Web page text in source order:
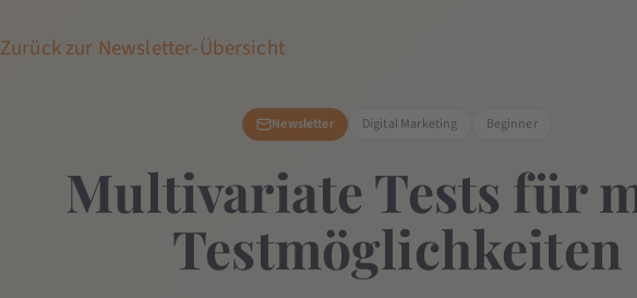
Zurück zur Newsletter-Übersicht
Newsletter Digital Marketing Beginner
Multivariate Tests für
Testmöglichkeiten